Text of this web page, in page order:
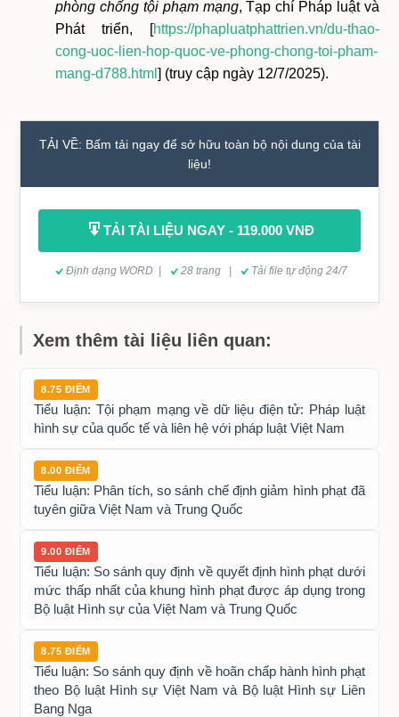
phòng chống tội phạm mạng, Tạp chí Pháp luật và
Phát triển, [https://phapluatphattrien.vn/du-thao-
cong-uoc-lien-hop-quoc-ve-phong-chong-toi-pham-
mang-d788.html] (truy cập ngày 12/7/2025).
TẢI VỀ: Bấm tải ngay để sở hữu toàn bộ nội dung của tài
liệu!
TẢI TÀI LIỆU NGAY - 119.000 VNĐ
Định dạng WORD | 28 trang | Tải file tự động 24/7
Xem thêm tài liệu liên quan:
8.75 ĐIỂM
Tiểu luận: Tội phạm mạng về dữ liệu điện tử: Pháp luật
hình sự của quốc tế và liên hệ với pháp luật Việt Nam
8.00 ĐIỂM
Tiểu luận: Phân tích, so sánh chế định giảm hình phạt đã
tuyên giữa Việt Nam và Trung Quốc
9.00 ĐIỂM
Tiểu luận: So sánh quy định về quyết định hình phạt dưới
mức thấp nhất của khung hình phạt được áp dụng trong
Bộ luật Hình sự của Việt Nam và Trung Quốc
8.75 ĐIỂM
Tiểu luận: So sánh quy định về hoãn chấp hành hình phạt
theo Bộ luật Hình sự Việt Nam và Bộ luật Hình sự Liên
Bang Nga